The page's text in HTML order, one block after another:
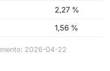
2,27 %
1,56 %
2026-04-22